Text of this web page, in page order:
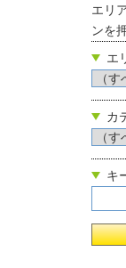
エリ
ンを
エ
カ
キ